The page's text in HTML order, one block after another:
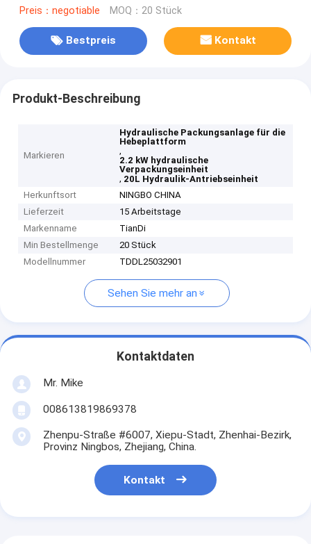
Hydraulikpressen
Preis：negotiable MOQ：20 Stück
Bestpreis Kontakt
Produkt-Beschreibung
Markieren
Hydraulische Packungsanlage für die
Hebeplattform
,
2.2 kW hydraulische
Verpackungseinheit
, 20L Hydraulik-Antriebseinheit
Herkunftsort
NINGBO CHINA
Lieferzeit
15 Arbeitstage
Markenname
TianDi
Min Bestellmenge
20 Stück
Modellnummer
TDDL25032901
Sehen Sie mehr an
Kontaktdaten
Mr. Mike
008613819869378
Zhenpu-Straße #6007, Xiepu-Stadt, Zhenhai-Bezirk,
Provinz Ningbos, Zhejiang, China.
Kontakt